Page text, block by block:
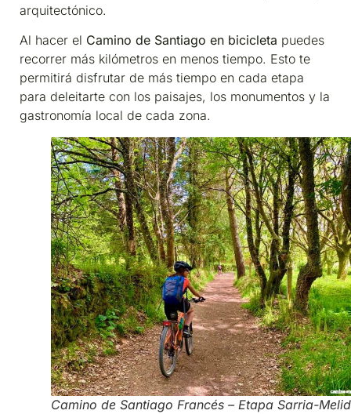
arquitectónico.
Al hacer el Camino de Santiago en bicicleta puedes
recorrer más kilómetros en menos tiempo. Esto te
permitirá disfrutar de más tiempo en cada etapa
para deleitarte con los paisajes, los monumentos y la
gastronomía local de cada zona.
Camino de Santiago Francés – Etapa Sarria-